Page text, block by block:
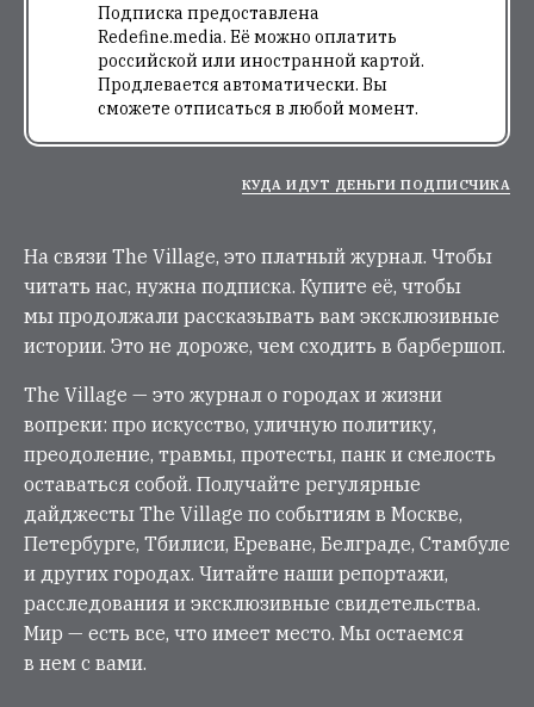
Подписка предоставлена
Redefine.media. Её можно оплатить
российской или иностранной картой.
Продлевается автоматически. Вы
сможете отписаться в любой момент.
КУДА ИДУТ ДЕНЬГИ ПОДПИСЧИКА
На связи The Village, это платный журнал. Чтобы
читать нас, нужна подписка. Купите её, чтобы
мы продолжали рассказывать вам эксклюзивные
истории. Это не дороже, чем сходить в барбершоп.
The Village — это журнал о городах и жизни
вопреки: про искусство, уличную политику,
преодоление, травмы, протесты, панк и смелость
оставаться собой. Получайте регулярные
дайджесты The Village по событиям в Москве,
Петербурге, Тбилиси, Ереване, Белграде, Стамбуле
и других городах. Читайте наши репортажи,
расследования и эксклюзивные свидетельства.
Мир — есть все, что имеет место. Мы остаемся
в нем с вами.